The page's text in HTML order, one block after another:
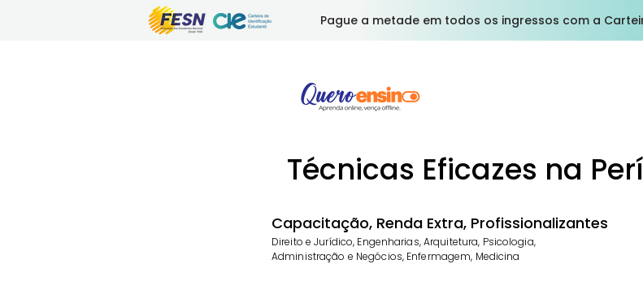
Pague a metade em todos os ingressos com a
Técnicas Eficazes na
Capacitação, Renda Extra, Profissionalizantes
Direito e Jurídico, Engenharias, Arquitetura, Psicologia,
Administração e Negócios, Enfermagem, Medicina